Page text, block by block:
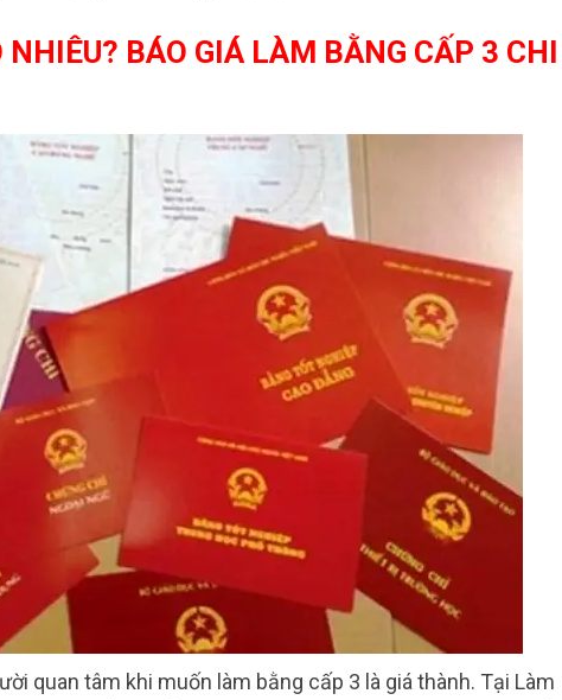
BÁO GIÁ LÀM BẰNG CẤP 3 CHI
quan tâm khi muốn làm bằng cấp 3 là giá thành. Tại Làm